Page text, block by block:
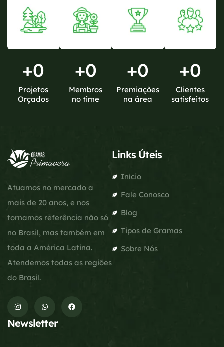
+0
Projetos
Orçados
+0
Membros
no time
+0
Premiações
na área
+0
Clientes
satisfeitos
Atuamos no mercado a
mais de 20 anos, e nos
tornamos referência não só
no Brasil, mas também em
toda a América Latina.
Atendemos todas as regiões
do Brasil.
Links Úteis
Início
Fale Conosco
Blog
Tipos de Gramas
Sobre Nós
Newsletter